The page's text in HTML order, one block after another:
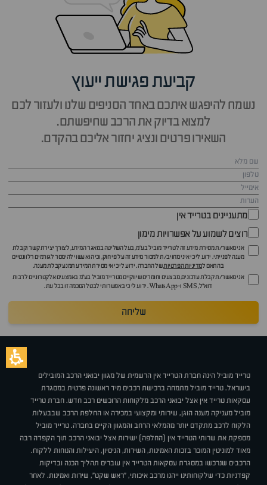
קביעת פגישת ייעוץ
נשמח להיפגש איתכם באחד הסניפים שלנו ולעזור לכם
למצוא בדיוק את הרכב שחיפשתם.
השאירו פרטים ונציג יחזור אליכם בהקדם.
מתעניינים בטרייד אין
רוצים לשמוע על אפשרויות מימון
אני מאשר/ת מסירת מידע זה לטרייד מוביל בע"מ, בעל השליטה במאגר המידע, לצורך יצירת קשר וקבלת
מענה לפנייתי. ידוע לי כי איני מחויב/ת למסור מידע זה על פי חוק, וכי הוא עשוי להימסר לגורמים רלוונטיים
בהתאם למדיניות הפרטיותשל החברה. ידוע לי כי אי מסירת המידע תמנע קבלת מענה.
אני מאשר/ת קבלת עדכונים, מבצעים וחומרים שיווקיים מטרייד מוביל בע"מ באמצעים אלקטרוניים לרבות
דוא״ל, SMS ו-WhatsApp. ידוע לי כי באפשרותי לבטל הסכמה זו בכל עת.
שליחה
טרייד מוביל הינה חברת הטרייד אין הרשמית של מגוון יבואני הרכב המובילים
בישראל. טרייד מוביל מתמחה ברכישת רכבים מיד ראשונה פרטית במסגרת
עסקאות טרייד אין אצל יבואני הרכב מלקוחות הרוכשים רכב חדש. חברת טרייד
מוביל מעניקה מענה הוגן, שירותי ומקצועי במכירה או החלפת הרכב שבבעלות
הלקוח לרכב מתקדם יותר מהמלאי הרחב והמגוון הקיים בחברה. טרייד מוביל
מספקת את שרותי הטרייד אין (החלפה) ישירות אצל יבואני הרכב תוך הקפדה רבה
מאוד למוניטין המוכר בזכות האמינות, השירות, הניסיון, היעילות והנוחות ללקוח.
הרכבים שנרכשו במסגרת עסקאות הטרייד אין עוברים תהליך הכנה ובדיקות
קפדניות כדי שלקוחותינו ייהנו מרכב איכותי, "ראש שקט", שירות ואמינות. לאחר